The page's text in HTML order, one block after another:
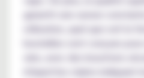
garantit une saveur
utilisation, quel que soit le
bouteilles sont conçues
étiquettes claires indiquant